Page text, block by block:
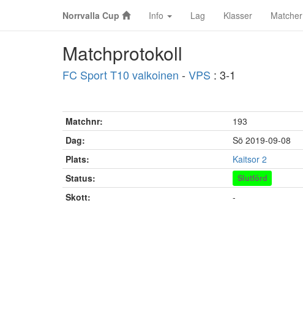
Norrvalla Cup Info Lag Klasser Matcher
Matchprotokoll
FC Sport T10 valkoinen - VPS : 3-1
Matchnr: 193
Dag:
Sö 2019-09-08
Plats:
Kaitsor 2
Status:
Slutförd
Skott:
-